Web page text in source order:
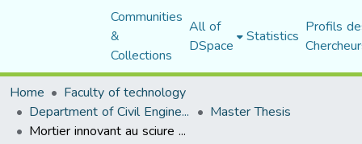
Communities
&
Collections
All of
DSpace Statistics Profils
Home
Faculty of technology
Department of Civil Engineering Master Thesis
Mortier innovant au sciure de bois